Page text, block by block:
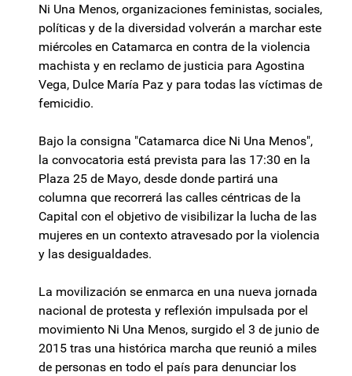
Ni Una Menos, organizaciones feministas, sociales,
políticas y de la diversidad volverán a marchar este
miércoles en Catamarca en contra de la violencia
machista y en reclamo de justicia para Agostina
Vega, Dulce María Paz y para todas las víctimas de
femicidio.
Bajo la consigna "Catamarca dice Ni Una Menos",
la convocatoria está prevista para las 17:30 en la
Plaza 25 de Mayo, desde donde partirá una
columna que recorrerá las calles céntricas de la
Capital con el objetivo de visibilizar la lucha de las
mujeres en un contexto atravesado por la violencia
y las desigualdades.
La movilización se enmarca en una nueva jornada
nacional de protesta y reflexión impulsada por el
movimiento Ni Una Menos, surgido el 3 de junio de
2015 tras una histórica marcha que reunió a miles
de personas en todo el país para denunciar los